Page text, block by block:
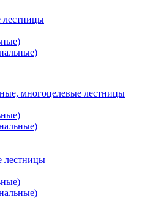
лестницы
многоцелевые лестницы